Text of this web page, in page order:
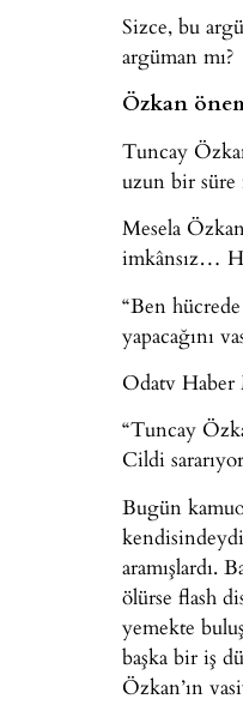
Sizce, bu
argüman mı?
Özkan
Tuncay
uzun bir süre
Mesela
imkânsız…
“Ben
yapacağını
Odatv Haber
“Tuncay
Cildi
Bugün
aramışlardı.
ölürse flash
yemekte
başka bir iş
Özkan’ın